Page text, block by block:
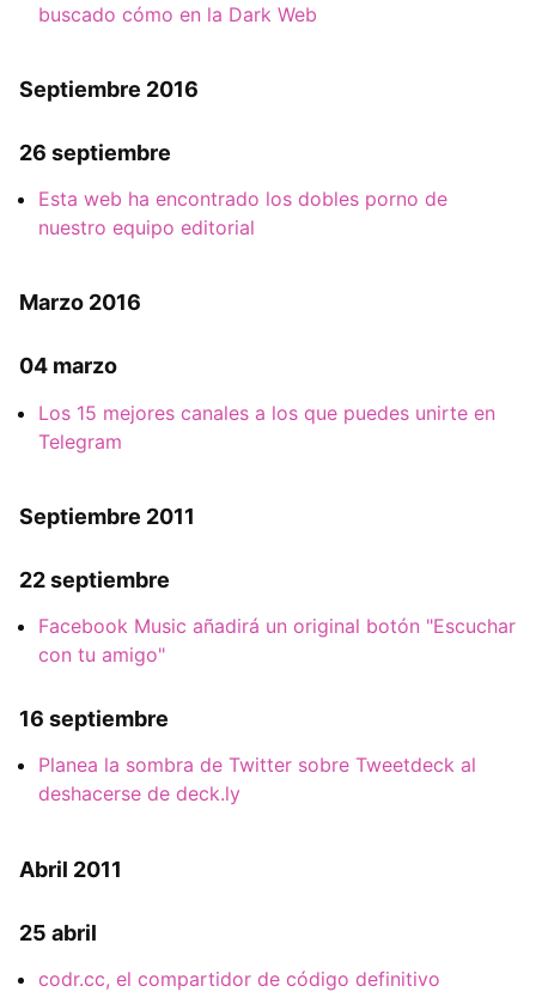
buscado cómo en la Dark Web
Septiembre 2016
26 septiembre
Esta web ha encontrado los dobles porno de
nuestro equipo editorial
Marzo 2016
04 marzo
Los 15 mejores canales a los que puedes unirte en
Telegram
Septiembre 2011
22 septiembre
Facebook Music añadirá un original botón "Escuchar
con tu amigo"
16 septiembre
Planea la sombra de Twitter sobre Tweetdeck al
deshacerse de deck.ly
Abril 2011
25 abril
codr.cc, el compartidor de código definitivo